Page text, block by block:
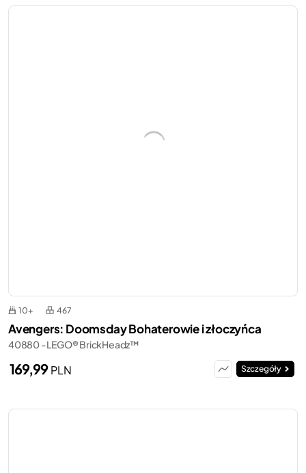
10+ 467
Avengers: Doomsday Bohaterowie i złoczyńca
40880 - LEGO® BrickHeadz™
169,99PLN Szczegóły